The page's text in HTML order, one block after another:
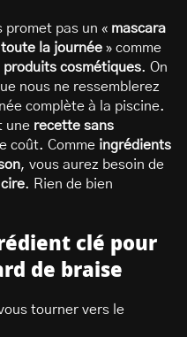
pas un « mascara
la journée » comme
produits cosmétiques. On
nous ne ressemblerez
complète à la piscine.
une recette sans
coût. Comme ingrédients
, vous aurez besoin de
cire. Rien de bien
clé pour
de braise
tourner vers le